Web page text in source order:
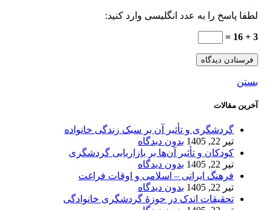
لطفا پاسخ را به عدد انگلیسی وارد کنید:
3 + 16 =
بستن
آخرین مقالات
گردشگری و تأثیر آن بر سبک زندگی خانواده
تیر 22, 1405
بدون دیدگاه
کودکان و تأثیر آن‌ها بر بازاریابی گردشگری
تیر 22, 1405
بدون دیدگاه
فرهنگ ایرانی – اسلامی و اوقات فراغت
تیر 22, 1405
بدون دیدگاه
تحقیقات اندک در حوزۀ گردشگری خانوادگی